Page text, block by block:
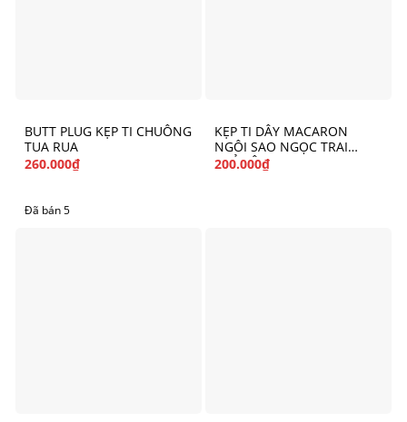
BUTT PLUG KẸP TI CHUÔNG
TUA RUA
260.000₫
Đã bán 5
KẸP TI DÂY MACARON
NGÔI SAO NGỌC TRAI
THỦY ÂM
200.000₫